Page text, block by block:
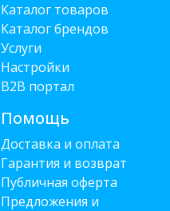
Каталог товаров
Каталог брендов
Услуги
Настройки
B2B портал
Помощь
Доставка и оплата
Гарантия и возврат
Публичная оферта
Предложения и